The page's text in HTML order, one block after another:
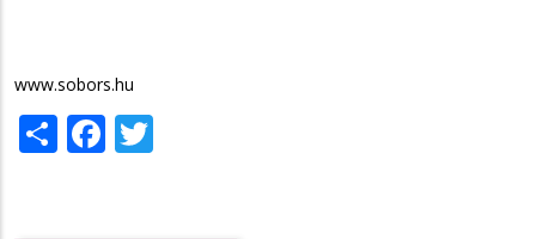
www.sobors.hu
ShareFacebook